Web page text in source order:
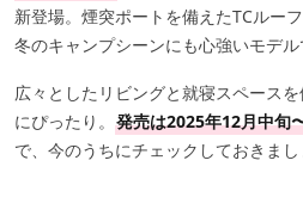
新登場。煙突ポートを備えたTCルー
冬のキャンプシーンにも心強いモデル
広々としたリビングと就寝スペース
にぴったり。 発売は2025年12月中旬
で、今のうちにチェックしておきまし